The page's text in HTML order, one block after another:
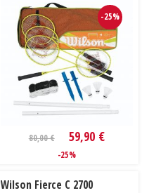
-25%
80,00 € 59,90 €
-25%
Wilson Fierce C 2700